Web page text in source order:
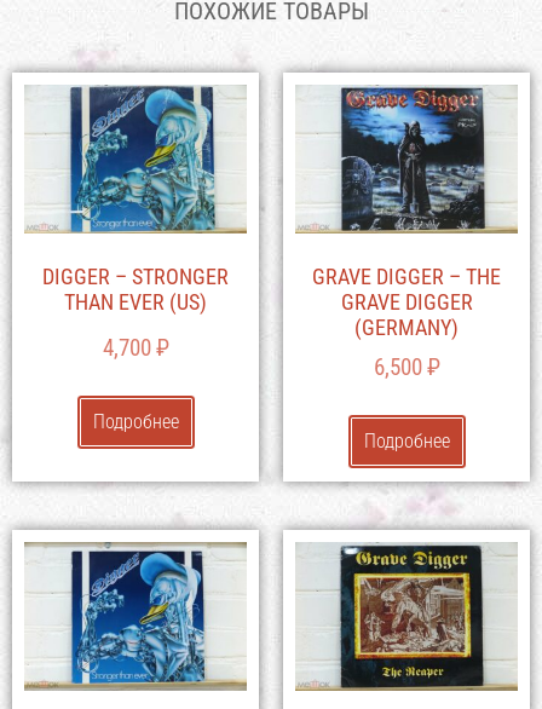
ПОХОЖИЕ ТОВАРЫ
DIGGER – STRONGER
THAN EVER (US)
4,700₽
Подробнее
GRAVE DIGGER – THE
GRAVE DIGGER
(GERMANY)
6,500₽
Подробнее